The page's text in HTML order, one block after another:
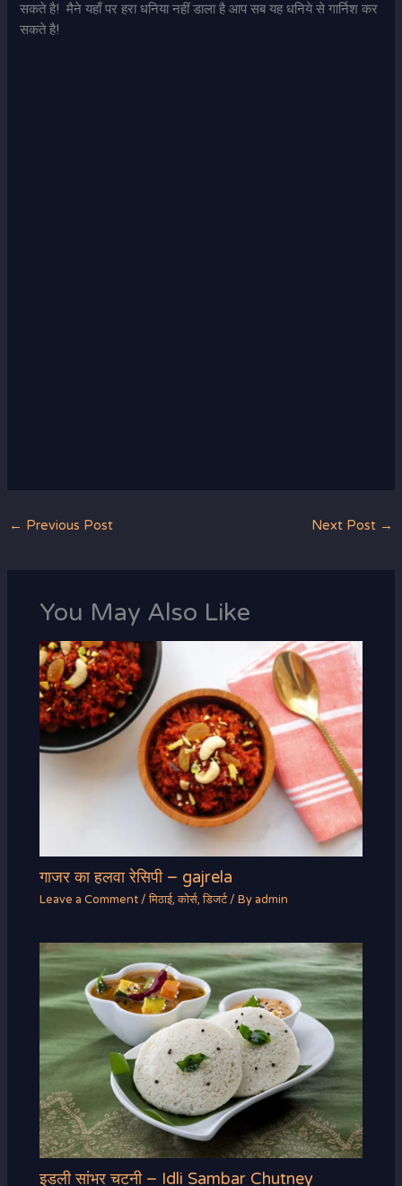
सकते है! मैने यहाँ पर हरा धनिया नहीं डाला है आप सब यह धनिये से गार्निश कर
सकते है!
← Previous Post Next Post →
You May Also Like
गाजर का हलवा रेसिपी – gajrela
Leave a Comment /मिठाई,कोर्स,डिजर्ट/ By admin
इडली सांभर चटनी – Idli Sambar Chutney